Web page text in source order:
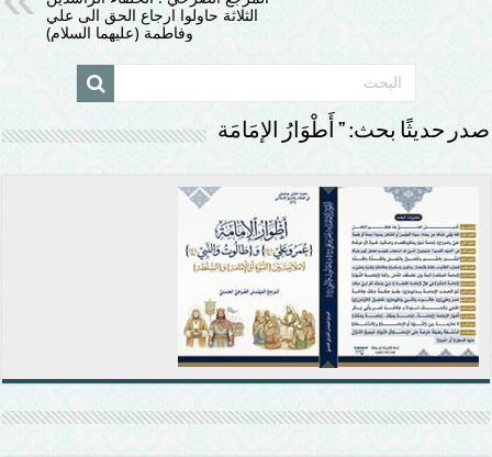
الثلاثة حاولوا ارجاع الحق الى علي
وفاطمة (عليهما السلام)
صدر حديثًا بحث: ” أَطْوَارُ الإمَامَة